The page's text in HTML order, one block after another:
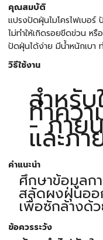
คุณสมบัติ
แปรงปัดฝุ่นไมโครไฟเบอ
ไม่ทำให้เกิดรอยขีดข่วน ห
ปัดฝุ่นได้ง่าย มีน้ำหนักเบา
วิธีใช้งาน
สำหรั
ทำควา
- ภาย
และภา
คำแนะนำ
ศึกษาข้อมูลก
สลัดผงฝุ่นออ
เพื่อซักล้างด้
ข้อควรระวัง